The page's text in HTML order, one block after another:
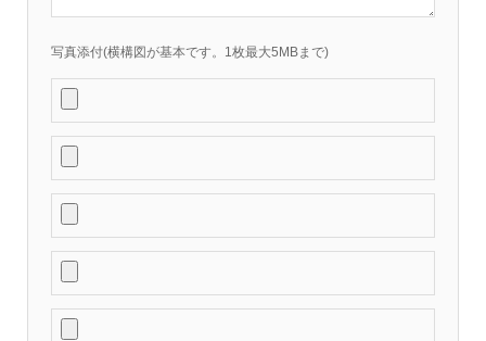
写真添付(横構図が基本です。1枚最大5MBまで)